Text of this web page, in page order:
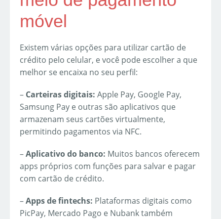
móvel
Existem várias opções para utilizar cartão de
crédito pelo celular, e você pode escolher a que
melhor se encaixa no seu perfil:
– Carteiras digitais: Apple Pay, Google Pay,
Samsung Pay e outras são aplicativos que
armazenam seus cartões virtualmente,
permitindo pagamentos via NFC.
–Aplicativo do banco: Muitos bancos oferecem
apps próprios com funções para salvar e pagar
com cartão de crédito.
–Apps de fintechs: Plataformas digitais como
PicPay, Mercado Pago e Nubank também